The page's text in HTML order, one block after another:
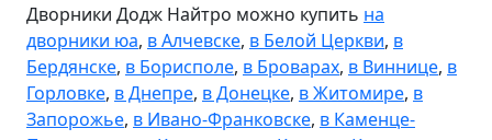
Дворники Додж Найтро можно купить на
дворники юа, в Алчевске, в Белой Церкви, в
Бердянске, в Борисполе, в Броварах, в Виннице, в
Горловке, в Днепре, в Донецке, в Житомире, в
Запорожье, в Ивано-Франковске, в Каменце-